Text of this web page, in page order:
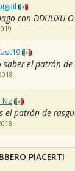
con DDUUXU O
saber el patrón de
el patrón de
PIACERTI